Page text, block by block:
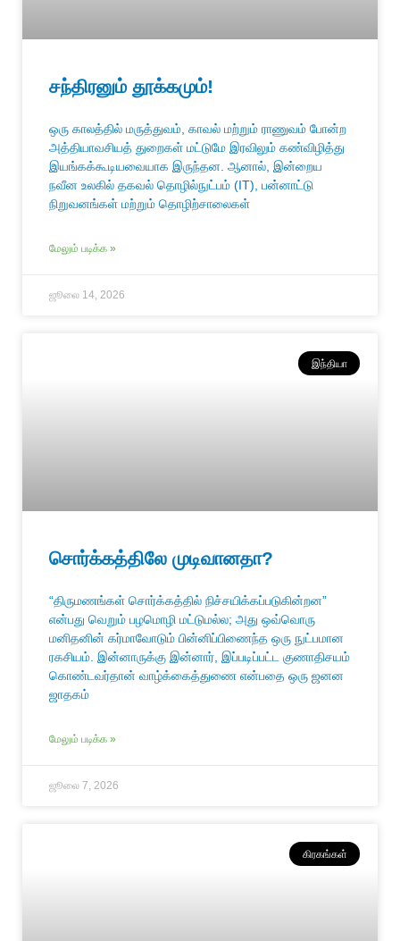
சந்திரனும் தூக்கமும்!
ஒரு காலத்தில் மருத்துவம், காவல் மற்றும் ராணுவம் போன்ற
அத்தியாவசியத் துறைகள் மட்டுமே இரவிலும் கண்விழித்து
இயங்கக்கூடியவையாக இருந்தன. ஆனால், இன்றைய
நவீன உலகில் தகவல் தொழில்நுட்பம் (IT), பன்னாட்டு
நிறுவனங்கள் மற்றும் தொழிற்சாலைகள்
மேலும் படிக்க »
ஜூலை 14, 2026
இந்தியா
சொர்க்கத்திலே முடிவானதா?
“திருமணங்கள் சொர்க்கத்தில் நிச்சயிக்கப்படுகின்றன”
என்பது வெறும் பழமொழி மட்டுமல்ல; அது ஒவ்வொரு
மனிதனின் கர்மாவோடும் பின்னிப்பிணைந்த ஒரு நுட்பமான
ரகசியம். இன்னாருக்கு இன்னார், இப்படிப்பட்ட குணாதிசயம்
கொண்டவர்தான் வாழ்க்கைத்துணை என்பதை ஒரு ஜனன
ஜாதகம்
மேலும் படிக்க »
ஜூலை 7, 2026
கிரகங்கள்